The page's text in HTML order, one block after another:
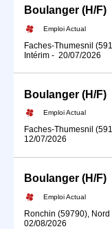
Boulanger (H/F)
Emploi Actual
Faches-Thumesnil
Intérim - 20/07/2026
Boulanger (H/F)
Emploi Actual
Faches-Thumesnil
12/07/2026
Boulanger (H/F)
Emploi Actual
Ronchin (59790),
02/08/2026